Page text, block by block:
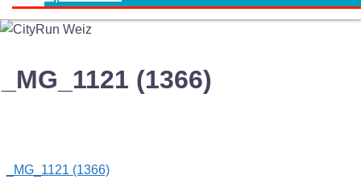
_MG_1121 (1366)
Post
_MG_1121 (1366)